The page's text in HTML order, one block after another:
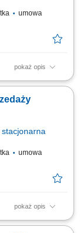
umowa
pokaż opis
Klientów;
pozytywnego
obsługa
stacjonarna
umowa
pokaż opis
Klientów;